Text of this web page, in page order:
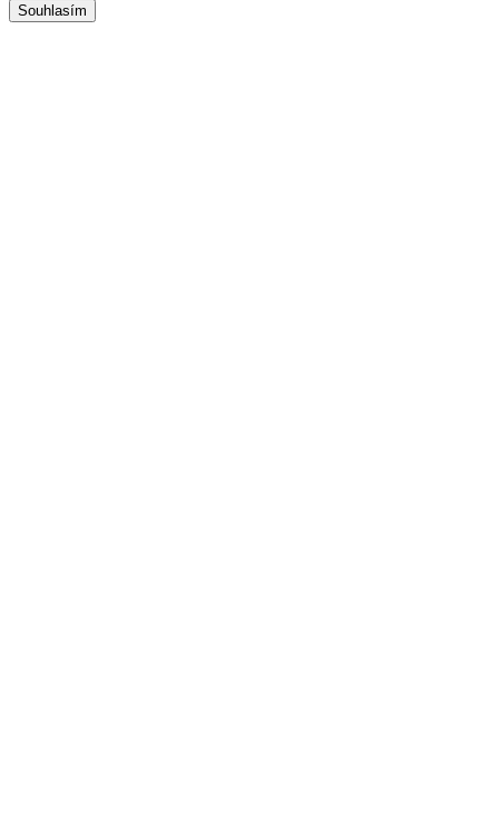
Souhlasím